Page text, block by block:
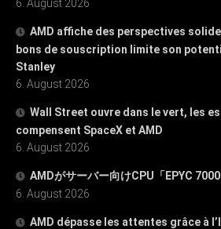
6. August 2026
AMD affiche des perspectives
bons de souscription limite son
Stanley
6. August 2026
Wall Street ouvre dans le vert, les
compensent SpaceX et AMD
6. August 2026
AMDがサーバー向けCPU「EPYC
6. August 2026
AMD dépasse les attentes grâce à